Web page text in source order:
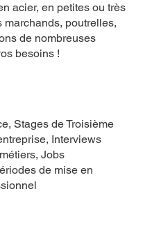
acier, en petites ou très
marchands, poutrelles,
de nombreuses
besoins !
Stages de Troisième
Interviews
Jobs
de mise en